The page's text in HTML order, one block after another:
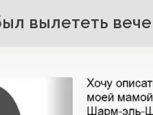
вылететь